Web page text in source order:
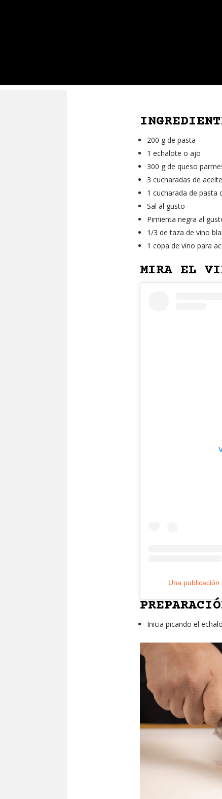
200 g de pasta
1 echalote o ajo
300 g de queso
3 cucharadas de
1 cucharada de pasta
Sal al gusto
Pimienta negra al
1/3 de taza de vino
1 copa de vino para
MIRA EL
Una
Inicia picando el